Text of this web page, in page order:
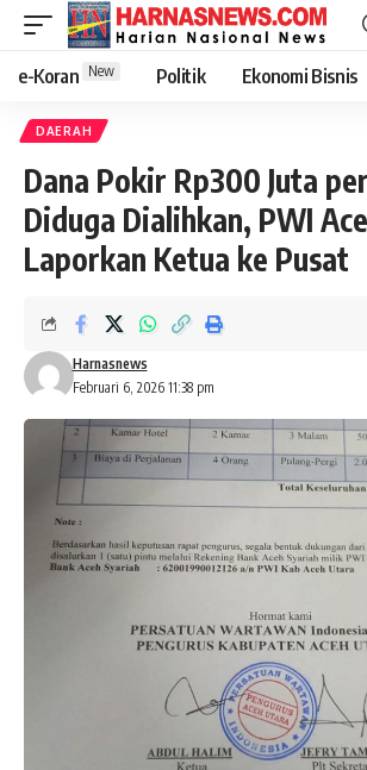
e-Koran New Politik Ekonomi Bisnis
DAERAH
Dana Pokir Rp300 Juta
Diduga Dialihkan, PWI
Laporkan Ketua ke Pusat
Februari 6, 2026 11:38 pm
Harnasnews